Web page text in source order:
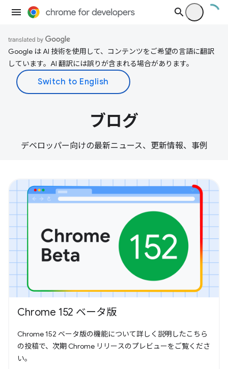
Google は AI 技術を使用して、コンテンツをご希望の言語に翻訳
しています。AI 翻訳には誤りが含まれる場合があります。
ブログ
デベロッパー向けの最新ニュース、更新情報、事例
Chrome 152 ベータ版
Chrome 152 ベータ版の機能について詳しく説明したこちら
の投稿で、次期 Chrome リリースのプレビューをご覧くださ
い。